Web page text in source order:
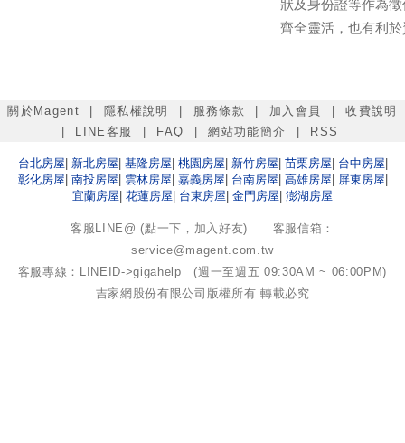
狀及身份證等作為
齊全靈活，也有利
關於Magent 隱私權說明 服務條款 加入會員
收費說明
LINE客服 FAQ 網站功能簡介 RSS
台北房屋 新北房屋 基隆房屋 桃園 房屋 新竹房屋 苗栗房屋 台中房屋
彰化房屋 南投房屋 雲林房屋 嘉義房屋 台南房屋 高雄房屋 屏東房屋
宜蘭房屋 花蓮房屋 台東房屋 金門 房屋 澎湖房屋
客服LINE@ (點一下，加入好友) 客服信箱：
service@magent.com.tw
客服專線：LINEID->gigahelp (週一至週五 09:30AM ~ 06:00PM)
吉家網股份有限公司 版權所有 轉載必究